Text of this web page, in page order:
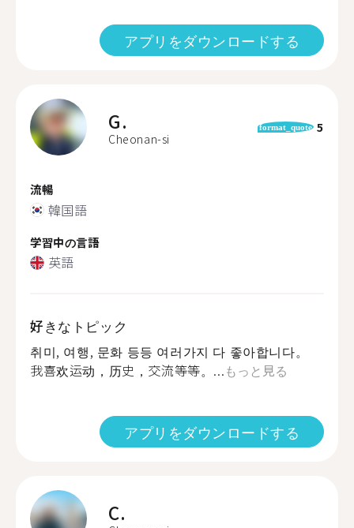
アプリをダウンロードする
G.
Cheonan-si
format_quote 5
流暢
韓国語
学習中の言語
英語
好きなトピック
취미, 여행, 문화 등등 여러가지 다 좋아합니다。
我喜欢运动，历史，交流等等。...もっと見る
アプリをダウンロードする
C.